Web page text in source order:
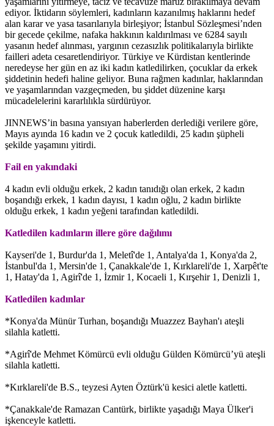
ediyor. İktidarın söylemleri, kadınların kazanılmış haklarını hedef
alan karar ve yasa tasarılarıyla birleşiyor; İstanbul Sözleşmesi’nden
bir gecede çekilme, nafaka hakkının kaldırılması ve 6284 sayılı
yasanın hedef alınması, yargının cezasızlık politikalarıyla birlikte
failleri adeta cesaretlendiriyor. Türkiye ve Kürdistan kentlerinde
neredeyse her gün en az iki kadın katledilirken, çocuklar da erkek
şiddetinin hedefi haline geliyor. Buna rağmen kadınlar, haklarından
ve yaşamlarından vazgeçmeden, bu şiddet düzenine karşı
mücadelelerini kararlılıkla sürdürüyor.
JINNEWS’in basına yansıyan haberlerden derlediği verilere göre,
Mayıs ayında 16 kadın ve 2 çocuk katledildi, 25 kadın şüpheli
şekilde yaşamını yitirdi.
Fail en yakındaki
4 kadın evli olduğu erkek, 2 kadın tanıdığı olan erkek, 2 kadın
boşandığı erkek, 1 kadın dayısı, 1 kadın oğlu, 2 kadın birlikte
olduğu erkek, 1 kadın yeğeni tarafından katledildi.
Katledilen kadınların illere göre dağılımı
Kayseri'de 1, Burdur'da 1, Meletî'de 1, Antalya'da 1, Konya'da 2,
İstanbul'da 1, Mersin'de 1, Çanakkale'de 1, Kırklareli'de 1, Xarpêt'te
1, Hatay'da 1, Agirî'de 1, İzmir 1, Kocaeli 1, Kırşehir 1, Denizli 1,
Katledilen kadınlar
*Konya'da Münür Turhan, boşandığı Muazzez Bayhan'ı ateşli
silahla katletti.
*Agirî'de Mehmet Kömürcü evli olduğu Gülden Kömürcü’yü ateşli
silahla katletti.
*Kırklareli'de B.S., teyzesi Ayten Öztürk'ü kesici aletle katletti.
*Çanakkale'de Ramazan Cantürk, birlikte yaşadığı Maya Ülker'i
işkenceyle katletti.